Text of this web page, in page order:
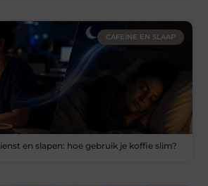
CAFEÏNE EN SLAAP
en slapen: hoe gebruik je koffie slim?